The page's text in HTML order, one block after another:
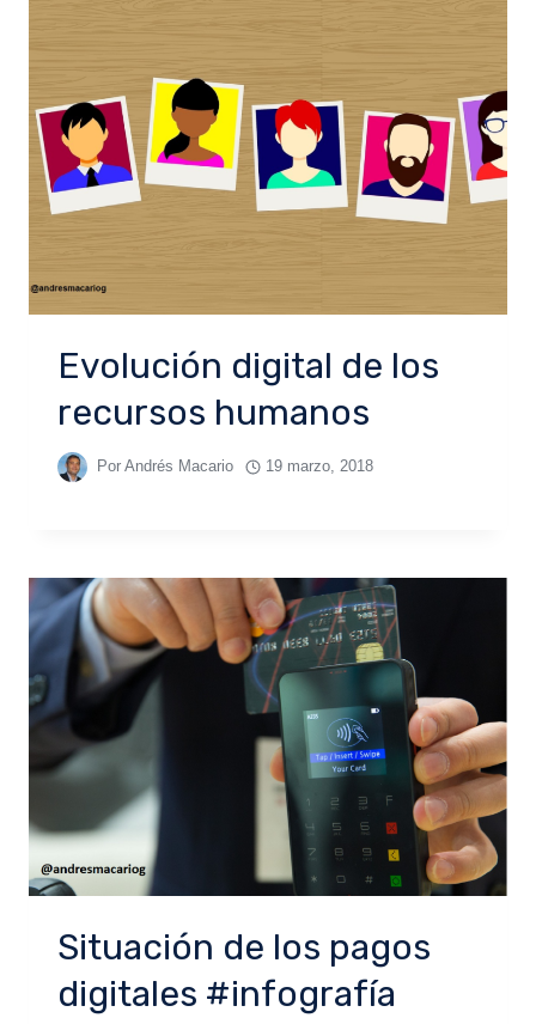
Evolución digital de los
recursos humanos
Por Andrés Macario 19 marzo, 2018
Situación de los pagos
digitales #infografía